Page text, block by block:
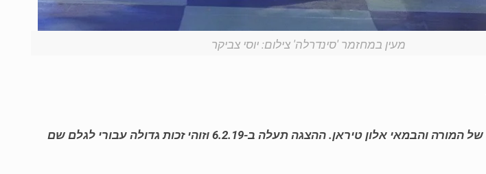
מעין במחזמר 'סינדרלה' צילום: יוסי צביקר
"מתוך החזרות על ההצגה 'מישהו לרוץ איתו' עפ"י ספרו של דוד גרוסמן ובבימוי של המורה והבמאי אלון טיראן. ההצגה תעלה ב-6.2.19 וזוהי זכות גדולה עבורי לגלם שם